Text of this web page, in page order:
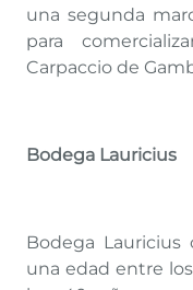
una segunda
para
Carpaccio de
Bodega Lauricius
Bodega
una edad entre